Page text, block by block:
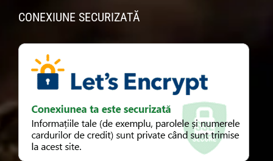
CONEXIUNE SECURIZATĂ